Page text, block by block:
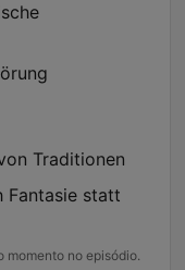
Traditionen
Fantasie statt
momento no episódio.